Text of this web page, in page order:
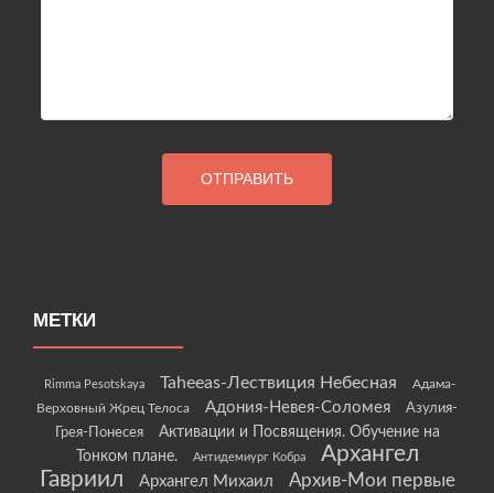
МЕТКИ
Rimma Pesotskaya Taheeas-Лествиция Небесная
Адама-
Верховный Жрец Телоса
Адония-Невея-Соломея
Азулия-
Грея-Понесея
Активации и Посвящения. Обучение на
Тонком плане.
Антидемиург Кобра
Архангел
Гавриил
Архангел Михаил
Архив-Мои первые